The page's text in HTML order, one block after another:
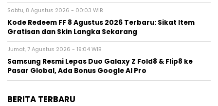
Sabtu, 8 Agustus 2026 - 00:03 WIB
Kode Redeem FF 8 Agustus 2026 Terbaru: Sikat Item
Gratisan dan Skin Langka Sekarang
Jumat, 7 Agustus 2026 - 19:04 WIB
Samsung Resmi Lepas Duo Galaxy Z Fold8 & Flip8 ke
Pasar Global, Ada Bonus Google AI Pro
BERITA TERBARU